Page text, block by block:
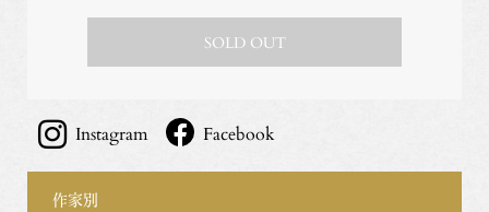
SOLD OUT
Instagram Facebook
作家別